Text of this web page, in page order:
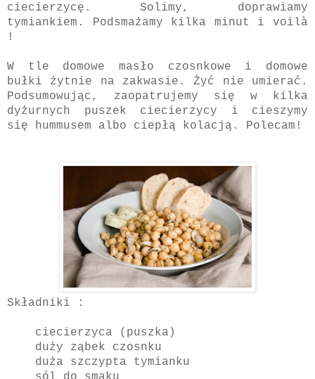
ciecierzycę. Solimy, doprawiamy
tymiankiem. Podsmażamy kilka minut i voilà
!
W tle domowe masło czosnkowe i domowe
bułki żytnie na zakwasie. Żyć nie umierać.
Podsumowując, zaopatrujemy się w kilka
dyżurnych puszek ciecierzycy i cieszymy
się hummusem albo ciepłą kolacją. Polecam!
Składniki :
ciecierzyca (puszka)
duży ząbek czosnku
duża szczypta tymianku